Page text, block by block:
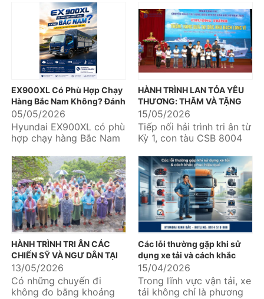
hai mẫu xe được nhiều
khách hàng quan...
cơ D4CC bởi đây là dòng
động cơ...
EX900XL Có Phù Hợp Chạy
Hàng Bắc Nam Không? Đánh
Giá Chi Tiết Từ Hyundai Kinh
Bắc
05/05/2026
Hyundai EX900XL có phù
hợp chạy hàng Bắc Nam
nhiều khách hàng vận tải
quan tâm...
HÀNH TRÌNH LAN TỎA YÊU
THƯƠNG: THĂM VÀ TẶNG
QUÀ CÁC CHÁU HỌC SINH
VƯỢT KHÓ NƠI BIỂN ĐẢO
15/05/2026
Tiếp nối hải trình tri ân từ
Kỳ 1, con tàu CSB 8004
công tác do Thiếu
tướng...
HÀNH TRÌNH TRI ÂN CÁC
CHIẾN SỸ VÀ NGƯ DÂN TẠI
ĐẢO HÒN MÊ – ĐẢO BẠCH
LONG VỸ - ĐẢO CÔ TÔ
13/05/2026
Có những chuyến đi
không đo bằng khoảng
Các lỗi thường gặp khi sử
dụng xe tải và cách khắc
phục hiệu quả
15/04/2026
Trong lĩnh vực vận tải, xe
tải không chỉ là phương